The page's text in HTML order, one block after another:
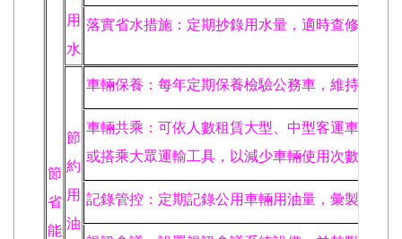
節
省
能
用
水
落實省水措施：定期抄錄用水量，適時查修巡檢
節
約
用
油
車輛保養：每年定期保養檢驗公務車，維持胎壓
車輛共乘：可依人數租賃大型、中型客運車輛或
或搭乘大眾運輸工具，以減少車輛使用次數。
記錄管控：定期記錄公用車輛用油量，彙製「用